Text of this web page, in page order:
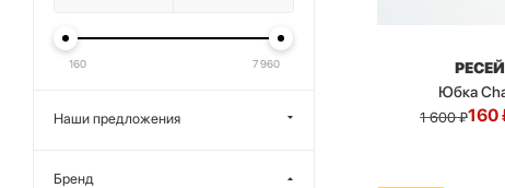
Юбка
1 600₽160
160 7 960
Наши предложения
Бренд